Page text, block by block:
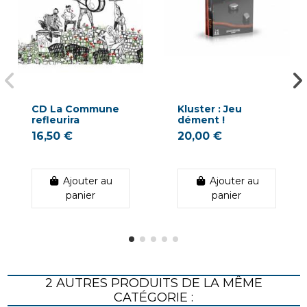
CD La Commune
refleurira
16,50 €
Ajouter au
panier
Kluster : Jeu
dément !
20,00 €
Ajouter au
panier
2 AUTRES PRODUITS DE LA MÊME
CATÉGORIE :